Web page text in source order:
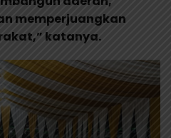
memperjuangkan
katanya.